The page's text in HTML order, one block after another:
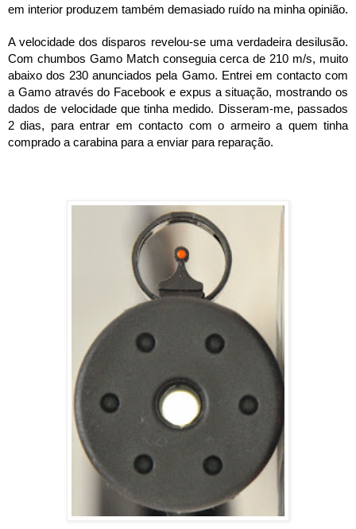
em interior produzem também demasiado ruído na minha opinião.
A velocidade dos disparos revelou-se uma verdadeira desilusão.
Com chumbos Gamo Match conseguia cerca de 210 m/s, muito
abaixo dos 230 anunciados pela Gamo. Entrei em contacto com
a Gamo através do Facebook e expus a situação, mostrando os
dados de velocidade que tinha medido. Disseram-me, passados
2 dias, para entrar em contacto com o armeiro a quem tinha
comprado a carabina para a enviar para reparação.